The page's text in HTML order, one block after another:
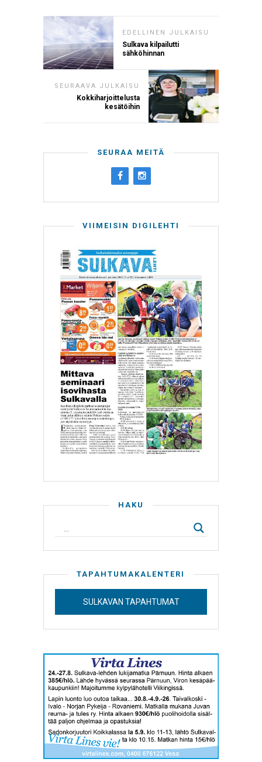
EDELLINEN JULKAISU
Sulkava kilpailutti
sähköhinnan
SEURAAVA JULKAISU
Kokkiharjoittelusta
kesätöihin
SEURAA MEITÄ
VIIMEISIN DIGILEHTI
HAKU
TAPAHTUMAKALENTERI
SULKAVAN TAPAHTUMAT